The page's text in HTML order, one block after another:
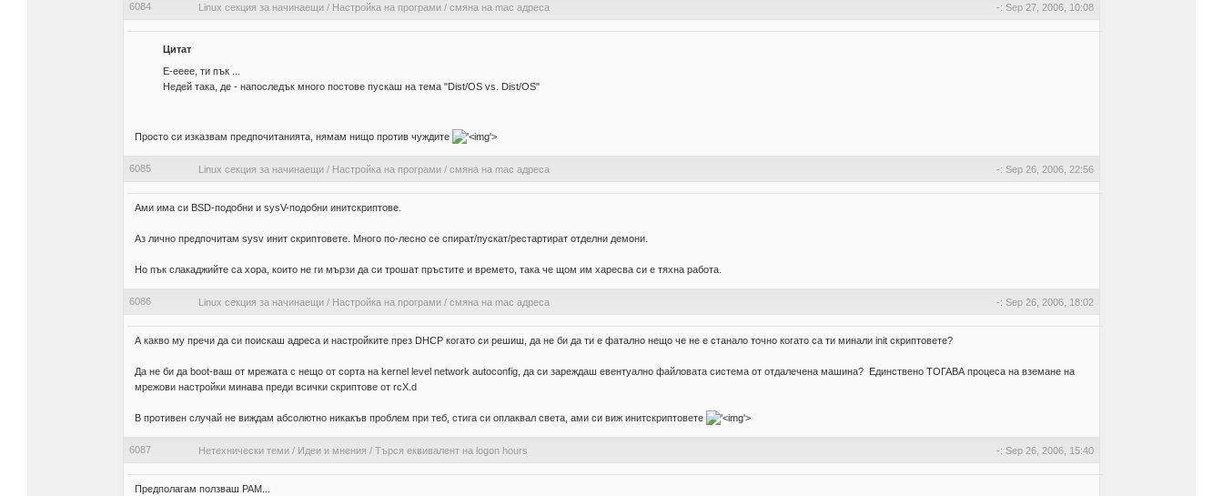
6084 Linux секция за начинаещи / Настройка на програми / смяна на mac адреса -: Sep 27, 2006, 10:08
Цитат
Е-ееее, ти пък ...
Недей така, де - напоследък много постове пускаш на тема "Dist/OS vs. Dist/OS"
Просто си изказвам предпочитанията, нямам нищо против чуждите '>
6085 Linux секция за начинаещи / Настройка на програми / смяна на mac адреса -: Sep 26, 2006, 22:56
Ами има си BSD-подобни и sysV-подобни инитскриптове.
Аз лично предпочитам sysv инит скриптовете. Много по-лесно се спират/пускат/рестартират отделни демони.
Но пък слакаджийте са хора, които не ги мързи да си трошат пръстите и времето, така че щом им харесва си е тяхна работа.
6086 Linux секция за начинаещи / Настройка на програми / смяна на mac адреса -: Sep 26, 2006, 18:02
А какво му пречи да си поискаш адреса и настройките през DHCP когато си решиш, да не би да ти е фатално нещо че не е станало точно когато са ти минали init скриптовете?
Да не би да boot-ваш от мрежата с нещо от сорта на kernel level network autoconfig, да си зареждаш евентуално файловата система от отдалечена машина? Единствено ТОГАВА процеса на вземане на
мрежови настройки минава преди всички скриптове от rcX.d
В противен случай не виждам абсолютно никакъв проблем при теб, стига си оплаквал света, ами си виж инитскриптовете '>
6087 Нетехнически теми / Идеи и мнения / Търся еквивалент на logon hours -: Sep 26, 2006, 15:40
Предполагам ползваш PAM...